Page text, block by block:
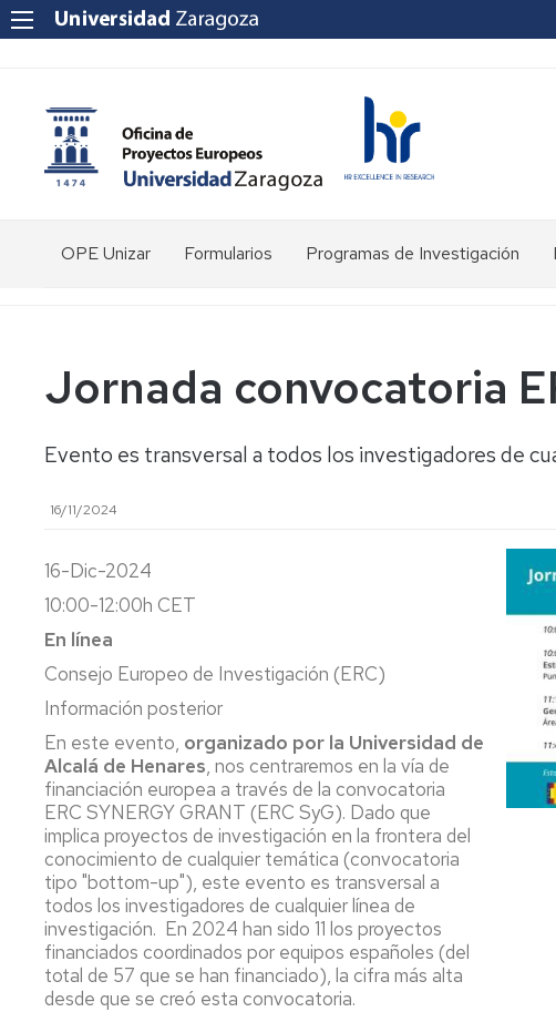
OPE Unizar
Personal
Herramientas
Formularios Programas de Investigación
Jornada convocatoria
Evento es transversal a todos los investigadores de
16/11/2024
16-Dic-2024
10:00-12:00h CET
En línea
Consejo Europeo de Investigación (ERC)
Información posterior
En este evento, organizado por la Universidad de
Alcalá de Henares, nos centraremos en la vía de
financiación europea a través de la convocatoria
ERC SYNERGY GRANT (ERC SyG). Dado que
implica proyectos de investigación en la frontera del
conocimiento de cualquier temática (convocatoria
tipo "bottom-up"), este evento es transversal a
todos los investigadores de cualquier línea de
investigación. En 2024 han sido 11 los proyectos
financiados coordinados por equipos españoles (del
total de 57 que se han financiado), la cifra más alta
desde que se creó esta convocatoria.